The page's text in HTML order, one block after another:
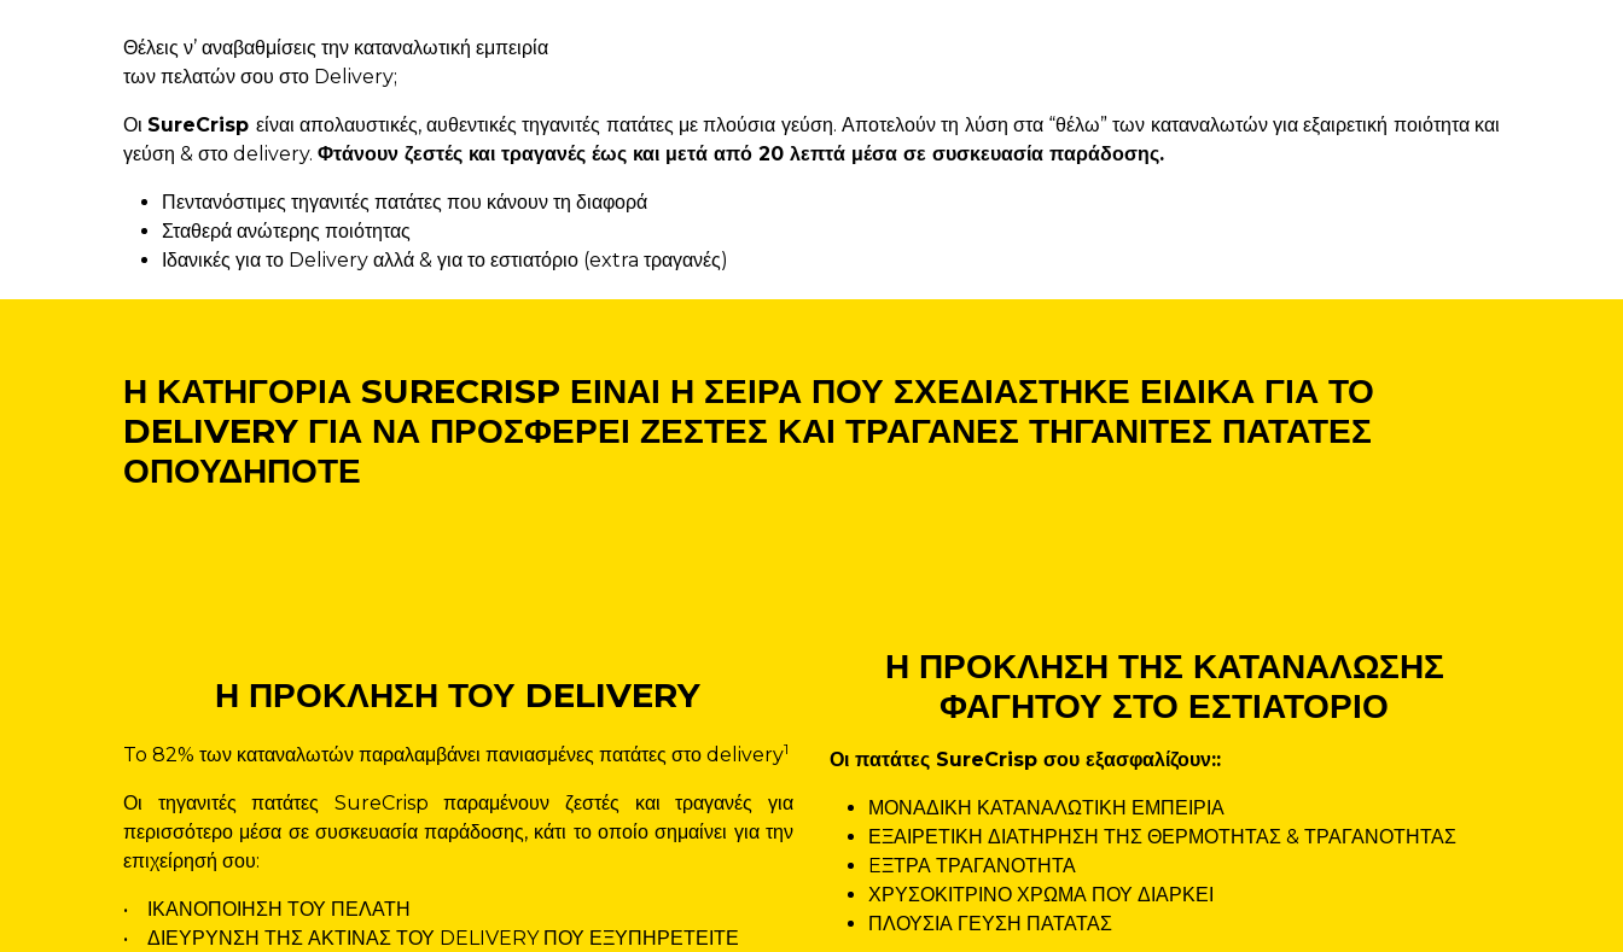
Θέλεις ν’ αναβαθμίσεις την καταναλωτική εμπειρία
των πελατών σου στο Delivery;
Οι SureCrisp είναι απολαυστικές, αυθεντικές τηγανιτές πατάτες με πλούσια γεύση. Αποτελούν τη λύση στα “θέλω” των καταναλωτών για εξαιρετική ποιότητα και
γεύση & στο delivery. Φτάνουν ζεστές και τραγανές έως και μετά από 20 λεπτά μέσα σε συσκευασία παράδοσης.
Πεντανόστιμες τηγανιτές πατάτες που κάνουν τη διαφορά
Σταθερά ανώτερης ποιότητας
Ιδανικές για το Delivery αλλά & για το εστιατόριο (extra τραγανές)
Η ΚΑΤΗΓΟΡΙΑ SURECRISP ΕΙΝΑΙ Η ΣΕΙΡΑ ΠΟΥ ΣΧΕΔΙΑΣΤΗΚΕ ΕΙΔΙΚΑ ΓΙΑ ΤΟ
DELIVERY ΓΙΑ ΝΑ ΠΡΟΣΦΕΡΕΙ ΖΕΣΤΕΣ ΚΑΙ ΤΡΑΓΑΝΕΣ ΤΗΓΑΝΙΤΕΣ ΠΑΤΑΤΕΣ
ΟΠΟΥΔΗΠΟΤΕ
Η ΠΡΟΚΛΗΣΗ ΤΟΥ DELIVERY
To 82% των καταναλωτών παραλαμβάνει πανιασμένες πατάτες στο delivery1
Οι τηγανιτές πατάτες SureCrisp παραμένουν ζεστές και τραγανές για
περισσότερο μέσα σε συσκευασία παράδοσης, κάτι το οποίο σημαίνει για την
επιχείρησή σου:
• ΙΚΑΝΟΠΟΙΗΣΗ ΤΟΥ ΠΕΛΑΤΗ
• ΔΙΕΥΡΥΝΣΗ ΤΗΣ ΑΚΤΙΝΑΣ ΤΟΥ DELIVERY ΠΟΥ ΕΞΥΠΗΡΕΤΕΙΤΕ
Η ΠΡΟΚΛΗΣΗ ΤΗΣ ΚΑΤΑΝΑΛΩΣΗΣ
ΦΑΓΗΤΟΥ ΣΤΟ ΕΣΤΙΑΤΟΡΙΟ
Οι πατάτες SureCrisp σου εξασφαλίζουν::
ΜΟΝΑΔΙΚΗ ΚΑΤΑΝΑΛΩΤΙΚΗ ΕΜΠΕΙΡΙΑ
ΕΞΑΙΡΕΤΙΚΗ ΔΙΑΤΗΡΗΣΗ ΤΗΣ ΘΕΡΜΟΤΗΤΑΣ & ΤΡΑΓΑΝΟΤΗΤΑΣ
EΞΤΡΑ ΤΡΑΓΑΝΟΤΗΤΑ
ΧΡΥΣΟΚΙΤΡΙΝΟ ΧΡΩΜΑ ΠΟΥ ΔΙΑΡΚΕΙ
ΠΛΟΥΣΙΑ ΓΕΥΣΗ ΠΑΤΑΤΑΣ